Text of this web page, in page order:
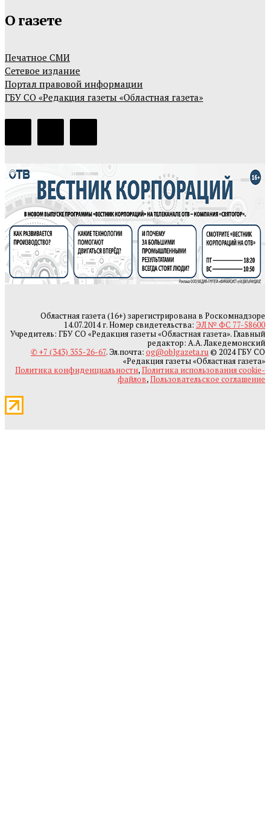
О газете
Печатное СМИ
Сетевое издание
Портал правовой информации
ГБУ СО «Редакция газеты «Областная газета»
Областная газета (16+) зарегистрирована в Роскомнадзоре
14.07.2014 г. Номер свидетельства: ЭЛ № ФС 77-58600
Учредитель: ГБУ СО «Редакция газеты «Областная газета». Главный
редактор: А.А. Лакедемонский
✆ +7 (343) 355-26-67. Эл.почта: og@oblgazeta.ru© 2024 ГБУ СО
«Редакция газеты «Областная газета»
Политика конфиденциальности,Политика использования cookie-
файлов,Пользовательское соглашение